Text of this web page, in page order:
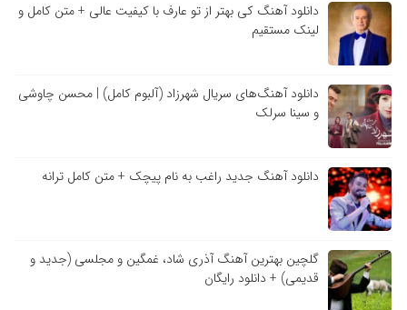
دانلود آهنگ کی بهتر از تو عارف با کیفیت عالی + متن کامل و
لینک مستقیم
دانلود آهنگ‌های سریال شهرزاد (آلبوم کامل) | محسن چاوشی
و سینا سرلک
دانلود آهنگ جدید راغب به نام پیچک + متن کامل ترانه
گلچین بهترین آهنگ آذری شاد، غمگین و مجلسی (جدید و
قدیمی) + دانلود رایگان